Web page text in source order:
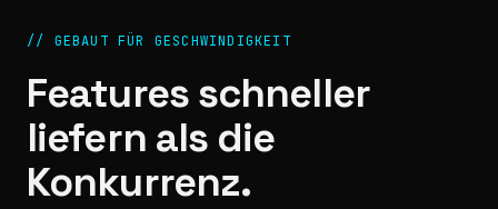
// GEBAUT FÜR GESCHWINDIGKEIT
Features schneller
liefern als die
Konkurrenz.